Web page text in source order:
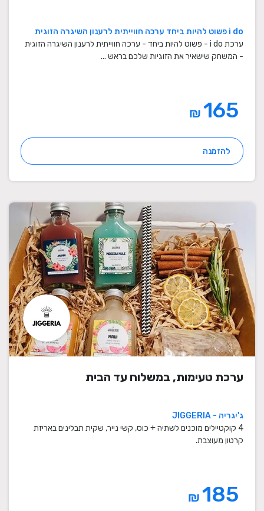
i do פשוט להיות ביחד ערכה חווייתית לרענון השיגרה הזוגית
ערכת i do - פשוט להיות ביחד - ערכה חווייתית לרענון השיגרה הזוגית
- המשחק שישאיר את הזוגיות שלכם בראש ...
₪
להזמנה
ערכת טעימות, במשלוח עד הבית
ג'יגריה - JIGGERIA
4 קוקטיילים מוכנים לשתיה + כוס, קשי נייר, שקית תבלינים באריזת
קרטון מעוצבת.
₪